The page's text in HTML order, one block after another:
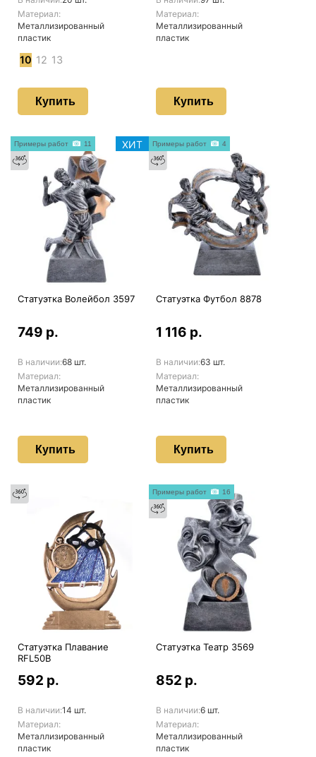
Материал:
Металлизированный
пластик
10 12 13
Купить
Материал:
Металлизированный
пластик
Купить
Статуэтка Волейбол 3597
749 р.
В наличии:68 шт.
Материал:
Металлизированный
пластик
Купить
ХИТ
Примеры работ 11
Статуэтка Футбол 8878
1 116 р.
В наличии:63 шт.
Материал:
Металлизированный
пластик
Купить
Примеры работ 4
Статуэтка Плавание
RFL50B
592 р.
В наличии:14 шт.
Материал:
Металлизированный
пластик
Статуэтка Театр 3569
852 р.
В наличии:6 шт.
Материал:
Металлизированный
пластик
Примеры работ 16